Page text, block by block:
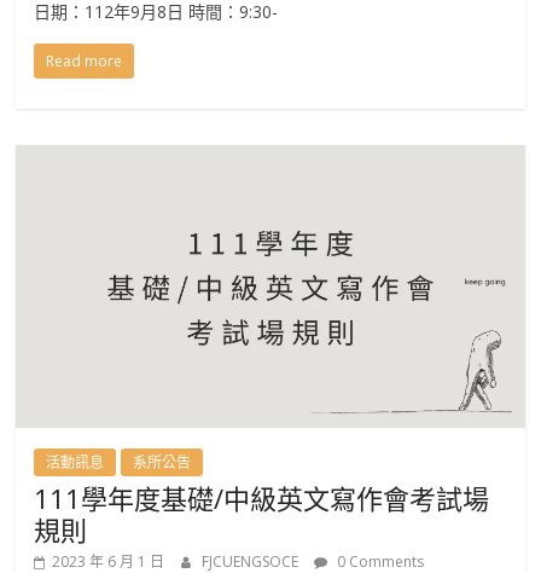
日期：112年9月8日 時間：9:30-
Read more
活動訊息 系所公告
111學年度基礎/中級英文寫作會考試場
規則
2023 年 6 月 1 日 FJCUENGSOCE 0 Comments